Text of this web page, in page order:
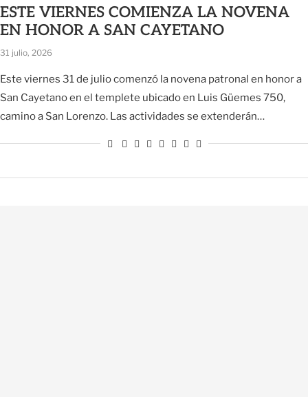
ESTE VIERNES COMIENZA LA NOVENA
EN HONOR A SAN CAYETANO
31 julio, 2026
Este viernes 31 de julio comenzó la novena patronal en honor a
San Cayetano en el templete ubicado en Luis Güemes 750,
camino a San Lorenzo. Las actividades se extenderán…